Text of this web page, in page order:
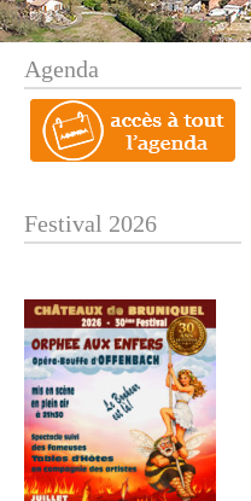
Agenda
Festival 2026